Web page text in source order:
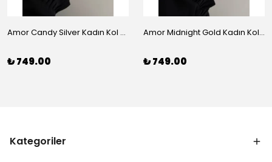
Amor Candy Silver Kadın Kol Saati
₺ 749.00
Amor Midnight Gold Kadın Kol Saati
₺ 749.00
Kategoriler